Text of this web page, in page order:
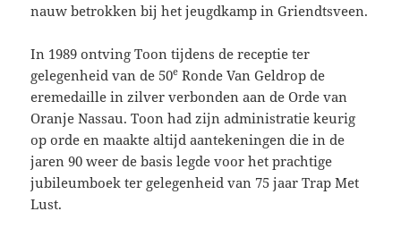
nauw betrokken bij het jeugdkamp in Griendtsveen.
In 1989 ontving Toon tijdens de receptie ter
gelegenheid van de 50e Ronde Van Geldrop de
eremedaille in zilver verbonden aan de Orde van
Oranje Nassau. Toon had zijn administratie keurig
op orde en maakte altijd aantekeningen die in de
jaren 90 weer de basis legde voor het prachtige
jubileumboek ter gelegenheid van 75 jaar Trap Met
Lust.